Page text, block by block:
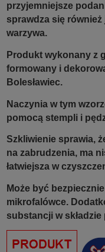
przyjemniejsze
sprawdza się
warzywa.
Produkt wykonany z
formowany i
Bolesławiec.
Naczynia w tym
pomocą stempli i
Szkliwienie sprawia,
na zabrudzenia, ma
łatwiejsza w
Może być
mikrofalówce.
substancji w